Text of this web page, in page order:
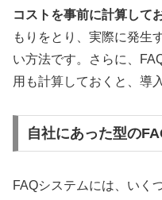
コストを事前に計算して
もりをとり、実際に発生
い方法です。さらに、
用も計算しておくと、導
自社にあった型の
FAQシステムには、いく